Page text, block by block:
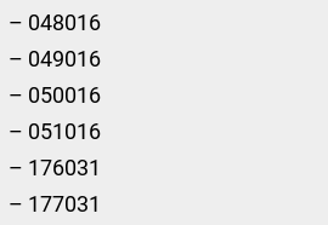
– 048016
– 049016
– 050016
– 051016
– 176031
– 177031